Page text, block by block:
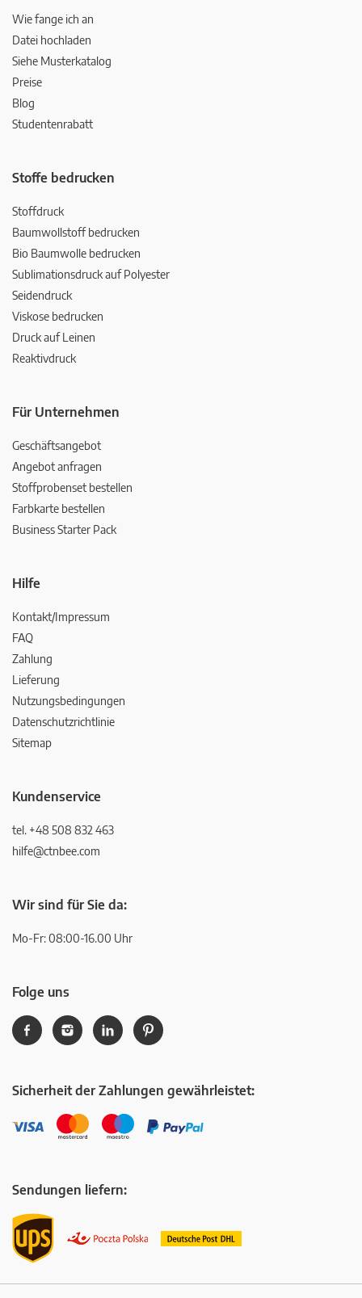
Wie fange ich an
Datei hochladen
Siehe Musterkatalog
Preise
Blog
Studentenrabatt
Stoffe bedrucken
Stoffdruck
Baumwollstoff bedrucken
Bio Baumwolle bedrucken
Sublimationsdruck auf Polyester
Seidendruck
Viskose bedrucken
Druck auf Leinen
Reaktivdruck
Für Unternehmen
Geschäftsangebot
Angebot anfragen
Stoffprobenset bestellen
Farbkarte bestellen
Business Starter Pack
Hilfe
Kontakt/Impressum
FAQ
Zahlung
Lieferung
Nutzungsbedingungen
Datenschutzrichtlinie
Sitemap
Kundenservice
tel. +48 508 832 463
hilfe@ctnbee.com
Wir sind für Sie da:
Mo-Fr: 08:00-16.00 Uhr
Folge uns
Sicherheit der Zahlungen gewährleistet:
Sendungen liefern: